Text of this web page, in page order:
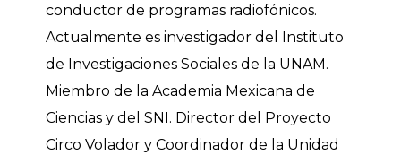
conductor de programas radiofónicos.
Actualmente es investigador del Instituto
de Investigaciones Sociales de la UNAM.
Miembro de la Academia Mexicana de
Ciencias y del SNI. Director del Proyecto
Circo Volador y Coordinador de la Unidad